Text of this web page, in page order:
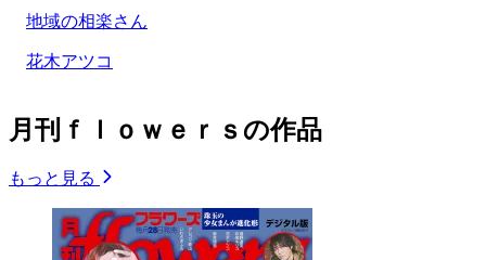
地域の相楽さん
花木アツコ
月刊ｆｌｏｗｅｒｓの作品
もっと見る